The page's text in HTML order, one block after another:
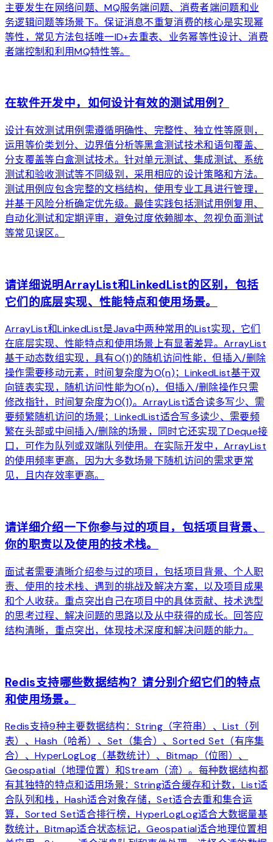
主要发生在网络问题、MQ服务端问题、消费者端问题和业
务逻辑问题等场景下。保证消息不重复消费的核心是实现幂
等性，常见方法包括唯一ID+去重表、业务幂等性设计、消费
者端控制和利用MQ特性等。
在软件开发中，如何设计有效的测试用例？
设计有效测试用例需遵循明确性、完整性、独立性等原则，
运用等价类划分、边界值分析等黑盒测试技术和语句覆盖、
分支覆盖等白盒测试技术。针对单元测试、集成测试、系统
测试和验收测试等不同级别，采用相应的设计策略和方法。
测试用例应包含完整的文档结构，使用专业工具进行管理，
并基于风险分析确定优先级。最佳实践包括测试用例复用、
自动化测试和定期评审，避免过度依赖脚本、忽视负面测试
等常见误区。
请详细说明ArrayList和LinkedList的区别，包括
它们的底层实现、性能特点和使用场景。
ArrayList和LinkedList是Java中两种常用的List实现，它们
在底层实现、性能特点和使用场景上有显著差异。ArrayList
基于动态数组实现，具有O(1)的随机访问性能，但插入/删除
操作需要移动元素，时间复杂度为O(n)；LinkedList基于双
向链表实现，随机访问性能为O(n)，但插入/删除操作只需
修改指针，时间复杂度为O(1)。ArrayList适合读多写少、需
要频繁随机访问的场景；LinkedList适合写多读少、需要频
繁在头部或中间插入/删除的场景，同时它还实现了Deque接
口，可作为队列或双端队列使用。在实际开发中，ArrayList
的使用频率更高，因为大多数场景下随机访问的需求更常
见，且内存效率更高。
请详细介绍一下你参与过的项目，包括项目背景、
你的职责以及使用的技术栈。
面试者需要清晰介绍参与过的项目，包括项目背景、个人职
责、使用的技术栈、遇到的挑战及解决方案，以及项目成果
和个人收获。重点突出自己在项目中的具体贡献、技术选型
的思考过程、解决问题的思路以及从中获得的成长。回答应
结构清晰，重点突出，体现技术深度和解决问题的能力。
Redis支持哪些数据结构？请分别介绍它们的特点
和使用场景。
Redis支持9种主要数据结构：String（字符串）、List（列
表）、Hash（哈希）、Set（集合）、Sorted Set（有序集
合）、HyperLogLog（基数统计）、Bitmap（位图）、
Geospatial（地理位置）和Stream（流）。每种数据结构都
有其独特的特点和适用场景：String适合缓存和计数，List适
合队列和栈，Hash适合对象存储，Set适合去重和集合运
算，Sorted Set适合排行榜，HyperLogLog适合大数据量基
数统计，Bitmap适合状态标记，Geospatial适合地理位置相